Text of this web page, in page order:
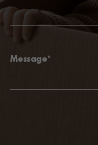
Message*